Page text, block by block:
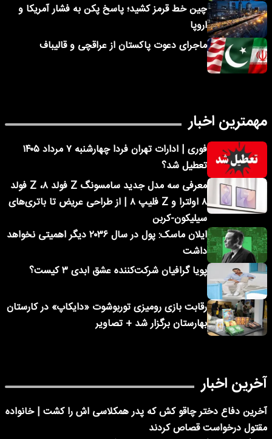
چین خط قرمز کشید؛ پاسخ پکن به فشار آمریکا و
اروپا
ماجرای دعوت پاکستان از عراقچی و قالیباف
مهمترین اخبار
فوری | ادارات تهران فردا چهارشنبه ۷ مرداد ۱۴۰۵
تعطیل شد؟
معرفی سه مدل جدید سامسونگ Z فولد ۸، Z فولد
۸ اولترا و Z فلیپ ۸ | از طراحی عریض تا باتری‌های
سیلیکون-کربن
ایلان ماسک: پول در سال ۲۰۳۶ دیگر اهمیتی نخواهد
داشت
پویا گرافیان شرکت‌کننده عشق ابدی ۳ کیست؟
رقابت بازی رومیزی توربوشوت «دایکاپ» در کارستان
بهارستان برگزار شد + تصاویر
آخرین اخبار
آخرین دفاع دختر چاقو کش که پدر همکلاسی اش را کشت | خانواده
مقتول درخواست قصاص کردند